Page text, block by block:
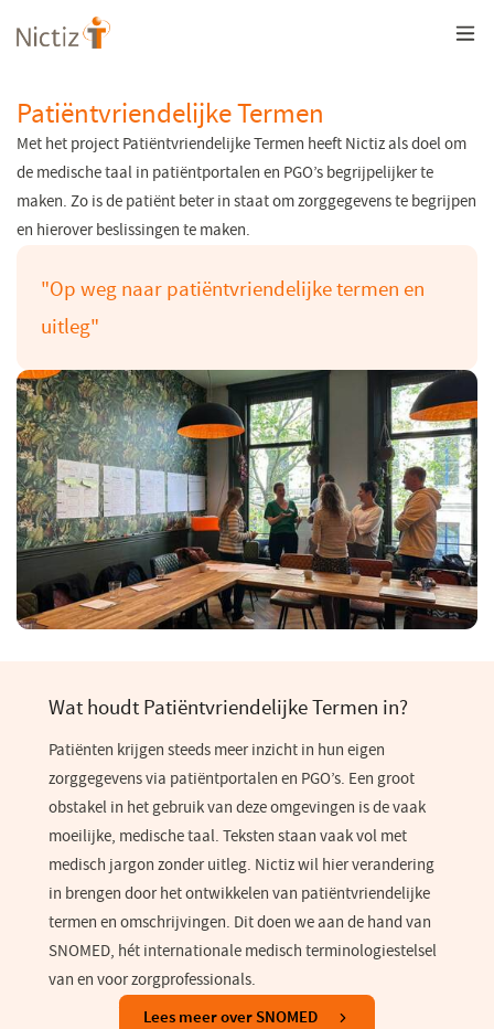
Overslaan
en
gaan
Patiëntvriendelijke Termen
Met het project Patiëntvriendelijke Termen heeft Nictiz als doel om
de medische taal in patiëntportalen en PGO’s begrijpelijker te
maken. Zo is de patiënt beter in staat om zorggegevens te begrijpen
en hierover beslissingen te maken.
"Op weg naar patiëntvriendelijke termen en
uitleg"
Wat houdt Patiëntvriendelijke Termen in?
Patiënten krijgen steeds meer inzicht in hun eigen
zorggegevens via patiëntportalen en PGO’s. Een groot
obstakel in het gebruik van deze omgevingen is de vaak
moeilijke, medische taal. Teksten staan vaak vol met
medisch jargon zonder uitleg. Nictiz wil hier verandering
in brengen door het ontwikkelen van patiëntvriendelijke
termen en omschrijvingen. Dit doen we aan de hand van
SNOMED, hét internationale medisch terminologiestelsel
van en voor zorgprofessionals.
Lees meer over SNOMED